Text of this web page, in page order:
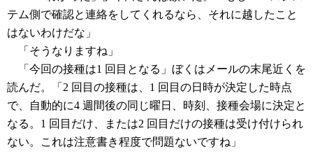
テム側で確認と連絡をしてくれるなら、それに越したこと
はないわけだな」
「そうなりますね」
「今回の接種は1 回目となる」ぼくはメールの末尾近くを
読んだ。「2 回目の接種は、1 回目の日時が決定した時点
で、自動的に4 週間後の同じ曜日、時刻、接種会場に決定と
なる。1 回目だけ、または2 回目だけの接種は受け付けられ
ない。これは注意書き程度で問題ないですね」